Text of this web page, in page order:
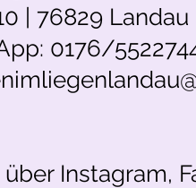
| 76829 Landau
0176/
Instagram,